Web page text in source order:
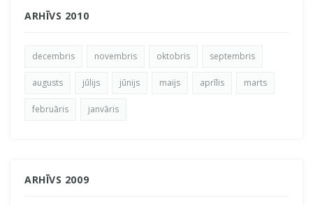
ARHĪVS 2010
decembris novembris oktobris septembris
augusts jūlijs jūnijs maijs aprīlis marts
februāris janvāris
ARHĪVS 2009